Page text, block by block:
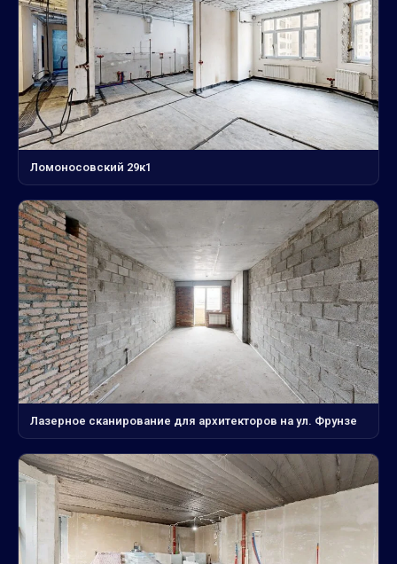
Ломоносовский 29к1
Лазерное сканирование для архитекторов на ул. Фрунзе